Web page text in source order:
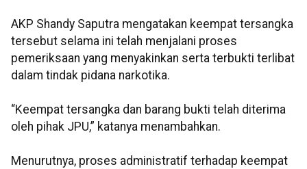
AKP Shandy Saputra mengatakan keempat tersangka
tersebut selama ini telah menjalani proses
pemeriksaan yang menyakinkan serta terbukti terlibat
dalam tindak pidana narkotika.
“Keempat tersangka dan barang bukti telah diterima
oleh pihak JPU,” katanya menambahkan.
Menurutnya, proses administratif terhadap keempat